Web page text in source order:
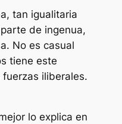
tan igualitaria
de ingenua,
No es casual
tiene este
iliberales.
lo explica en